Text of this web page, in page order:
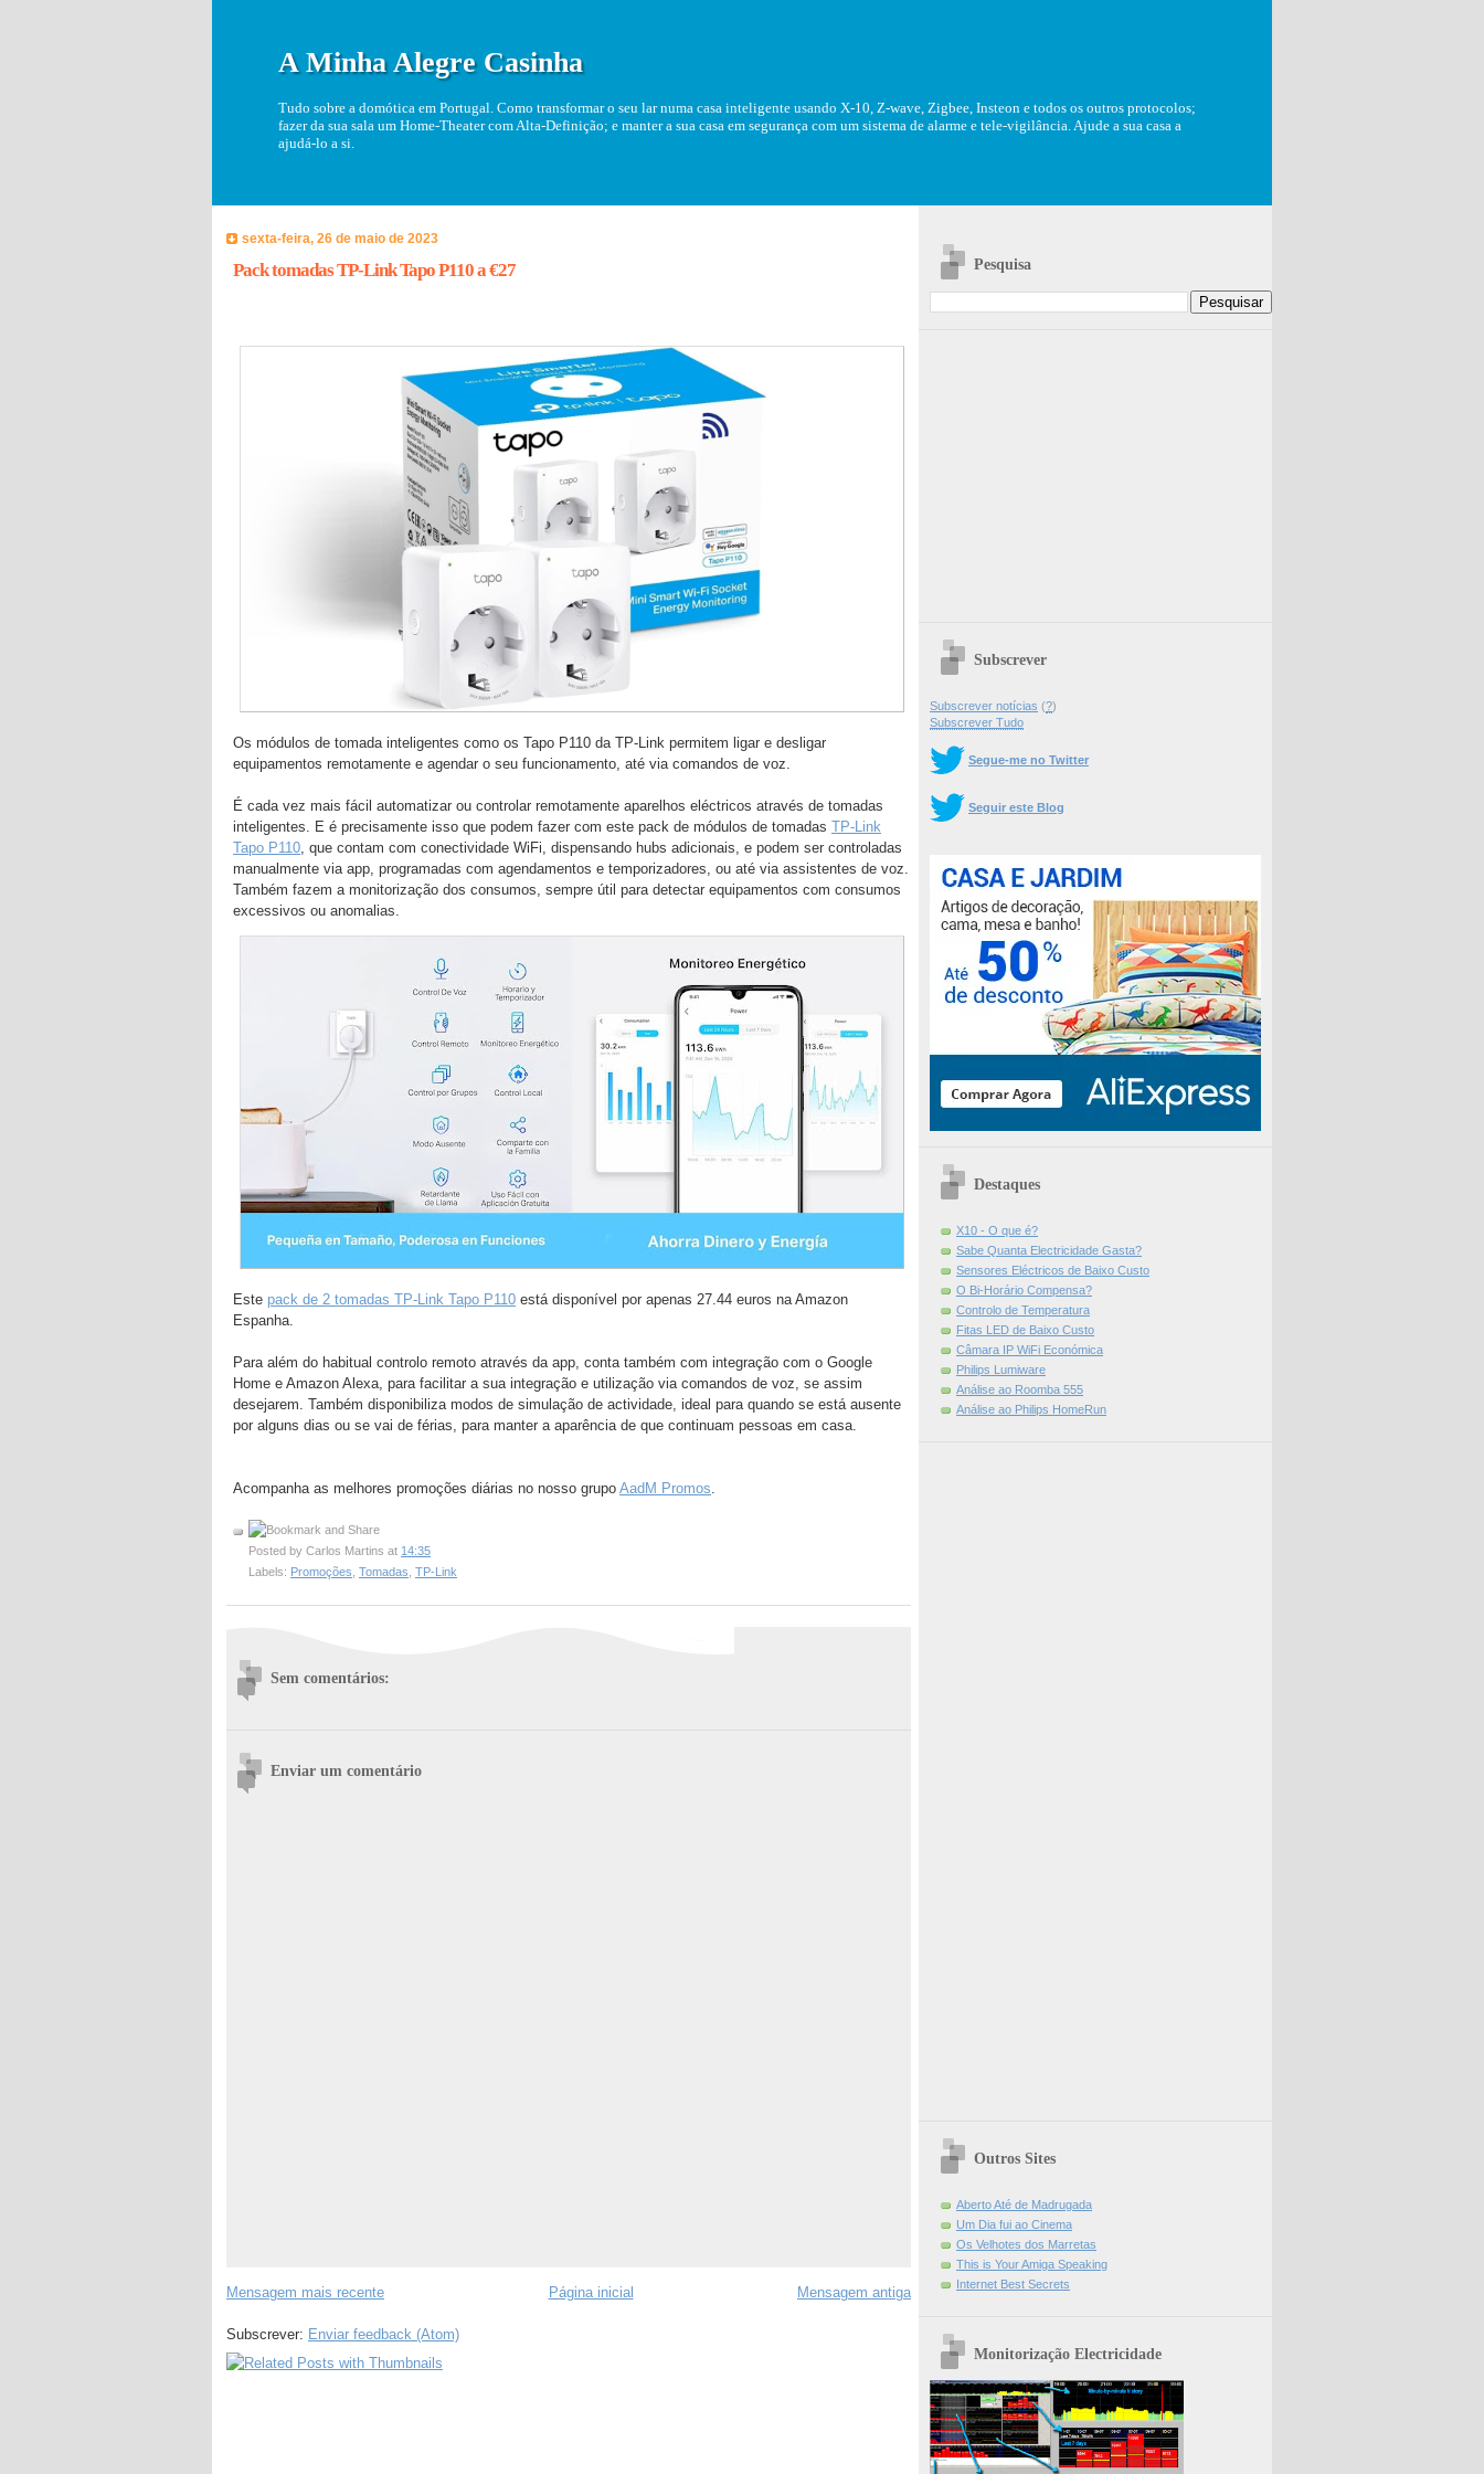
A Minha Alegre Casinha
Tudo sobre a domótica em Portugal. Como transformar o seu lar numa casa inteligente usando X-10, Z-wave, Zigbee, Insteon e todos os outros protocolos;
fazer da sua sala um Home-Theater com Alta-Definição; e manter a sua casa em segurança com um sistema de alarme e tele-vigilância. Ajude a sua casa a
ajudá-lo a si.
sexta-feira, 26 de maio de 2023
Pack tomadas TP-Link Tapo P110 a €27
Os módulos de tomada inteligentes como os Tapo P110 da TP-Link permitem ligar e desligar
equipamentos remotamente e agendar o seu funcionamento, até via comandos de voz.
É cada vez mais fácil automatizar ou controlar remotamente aparelhos eléctricos através de tomadas
inteligentes. E é precisamente isso que podem fazer com este pack de módulos de tomadas TP-Link
Tapo P110, que contam com conectividade WiFi, dispensando hubs adicionais, e podem ser controladas
manualmente via app, programadas com agendamentos e temporizadores, ou até via assistentes de voz.
Também fazem a monitorização dos consumos, sempre útil para detectar equipamentos com consumos
excessivos ou anomalias.
Este pack de 2 tomadas TP-Link Tapo P110 está disponível por apenas 27.44 euros na Amazon
Espanha.
Para além do habitual controlo remoto através da app, conta também com integração com o Google
Home e Amazon Alexa, para facilitar a sua integração e utilização via comandos de voz, se assim
desejarem. Também disponibiliza modos de simulação de actividade, ideal para quando se está ausente
por alguns dias ou se vai de férias, para manter a aparência de que continuam pessoas em casa.
Acompanha as melhores promoções diárias no nosso grupo AadM Promos.
Posted by Carlos Martins at 14:35
Labels: Promoções, Tomadas, TP-Link
Sem comentários:
Enviar um comentário
Mensagem mais recente Mensagem antiga
Página inicial
Subscrever: Enviar feedback (Atom)
Pesquisa
Subscrever
Subscrever notícias (?)
Subscrever Tudo
Segue-me no Twitter
Seguir este Blog
Destaques
X10 - O que é?
Sabe Quanta Electricidade Gasta?
Sensores Eléctricos de Baixo Custo
O Bi-Horário Compensa?
Controlo de Temperatura
Fitas LED de Baixo Custo
Câmara IP WiFi Económica
Philips Lumiware
Análise ao Roomba 555
Análise ao Philips HomeRun
Outros Sites
Aberto Até de Madrugada
Um Dia fui ao Cinema
Os Velhotes dos Marretas
This is Your Amiga Speaking
Internet Best Secrets
Monitorização Electricidade